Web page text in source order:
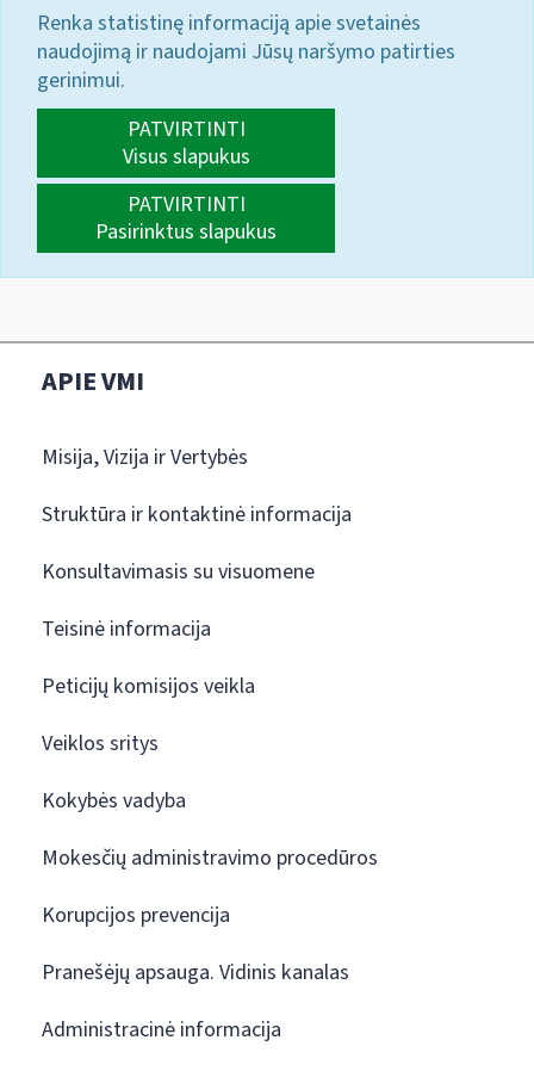
Renka statistinę informaciją apie svetainės
naudojimą ir naudojami Jūsų naršymo patirties
gerinimui.
PATVIRTINTI
Visus slapukus
PATVIRTINTI
Pasirinktus slapukus
APIE VMI
Misija, Vizija ir Vertybės
Struktūra ir kontaktinė informacija
Konsultavimasis su visuomene
Teisinė informacija
Peticijų komisijos veikla
Veiklos sritys
Kokybės vadyba
Mokesčių administravimo procedūros
Korupcijos prevencija
Pranešėjų apsauga. Vidinis kanalas
Administracinė informacija